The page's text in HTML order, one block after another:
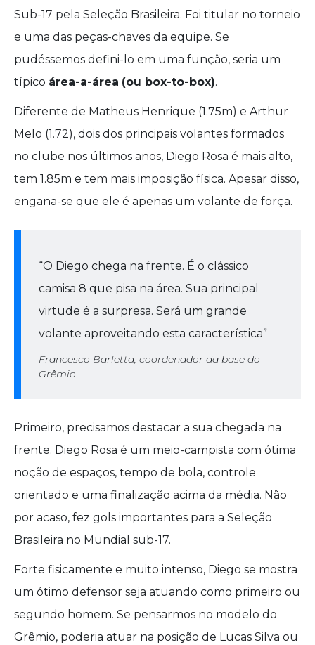
Sub-17 pela Seleção Brasileira. Foi titular no torneio
e uma das peças-chaves da equipe. Se
pudéssemos defini-lo em uma função, seria um
típico área-a-área (ou box-to-box).
Diferente de Matheus Henrique (1.75m) e Arthur
Melo (1.72), dois dos principais volantes formados
no clube nos últimos anos, Diego Rosa é mais alto,
tem 1.85m e tem mais imposição física. Apesar disso,
engana-se que ele é apenas um volante de força.
“O Diego chega na frente. É o clássico
camisa 8 que pisa na área. Sua principal
virtude é a surpresa. Será um grande
volante aproveitando esta característica”
Francesco Barletta, coordenador da base do
Grêmio
Primeiro, precisamos destacar a sua chegada na
frente. Diego Rosa é um meio-campista com ótima
noção de espaços, tempo de bola, controle
orientado e uma finalização acima da média. Não
por acaso, fez gols importantes para a Seleção
Brasileira no Mundial sub-17.
Forte fisicamente e muito intenso, Diego se mostra
um ótimo defensor seja atuando como primeiro ou
segundo homem. Se pensarmos no modelo do
Grêmio, poderia atuar na posição de Lucas Silva ou